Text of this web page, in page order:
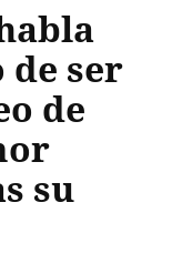
de ser
de
su